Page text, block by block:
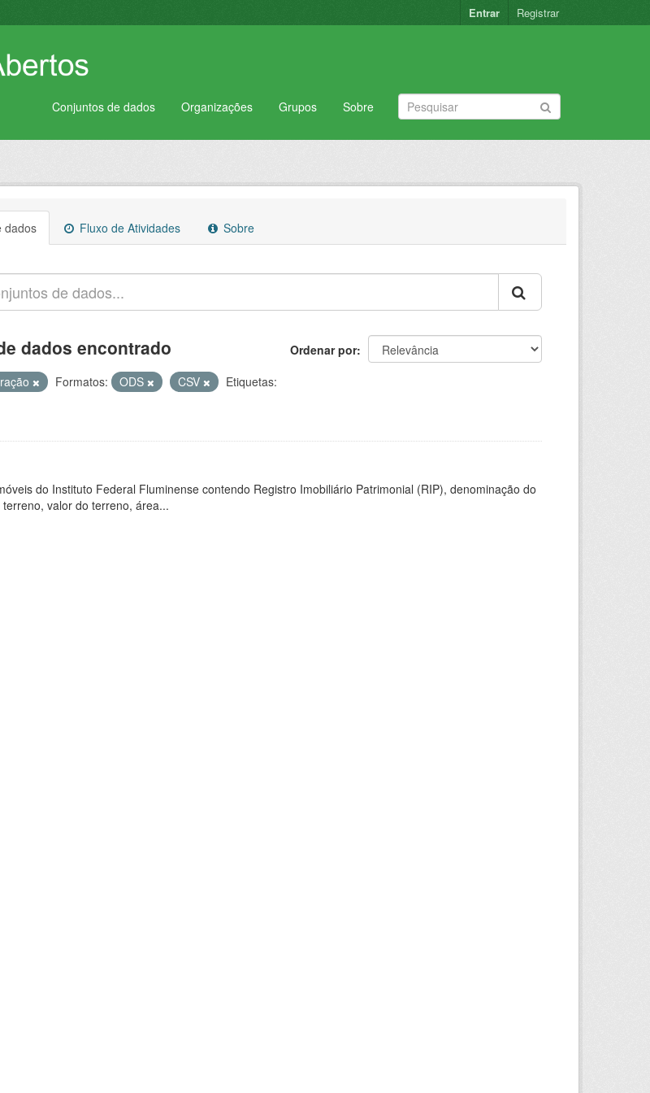
Entrar Registrar
Conjuntos de dados Organizações Grupos Sobre
dados Fluxo de Atividades Sobre
Ordenar por
dados encontrado
Formatos: ODS CSV
Etiquetas:
do Instituto Federal Fluminense contendo Registro Imobiliário Patrimonial (RIP), denominação do
valor do terreno, área...